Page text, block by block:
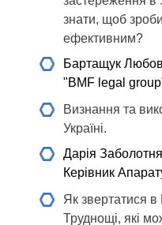
знати, щоб
ефективним?
Бартащук Любов
"BMF legal
Визнання та
Україні.
Дарія Заболотня
Керівник
Як звертатися
Труднощі, які